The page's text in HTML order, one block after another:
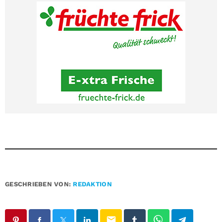
GESCHRIEBEN VON: REDAKTION
email